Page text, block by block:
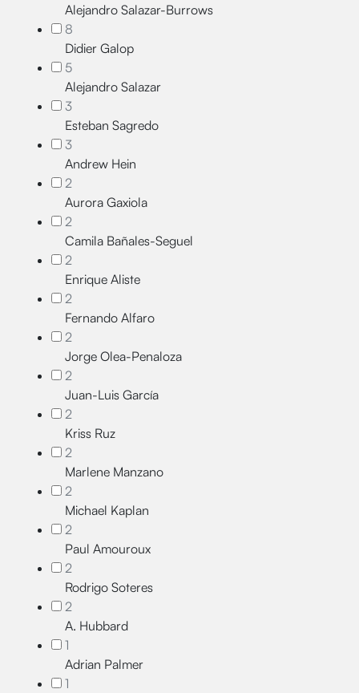
Alejandro Salazar-Burrows
8
Didier Galop
5
Alejandro Salazar
3
Esteban Sagredo
3
Andrew Hein
2
Aurora Gaxiola
2
Camila Bañales-Seguel
2
Enrique Aliste
2
Fernando Alfaro
2
Jorge Olea-Penaloza
2
Juan-Luis García
2
Kriss Ruz
2
Marlene Manzano
2
Michael Kaplan
2
Paul Amouroux
2
Rodrigo Soteres
2
A. Hubbard
1
Adrian Palmer
1